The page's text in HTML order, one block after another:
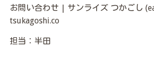
お問い合わせ | サンライズ つかごし
tsukagoshi.co
担当：半田